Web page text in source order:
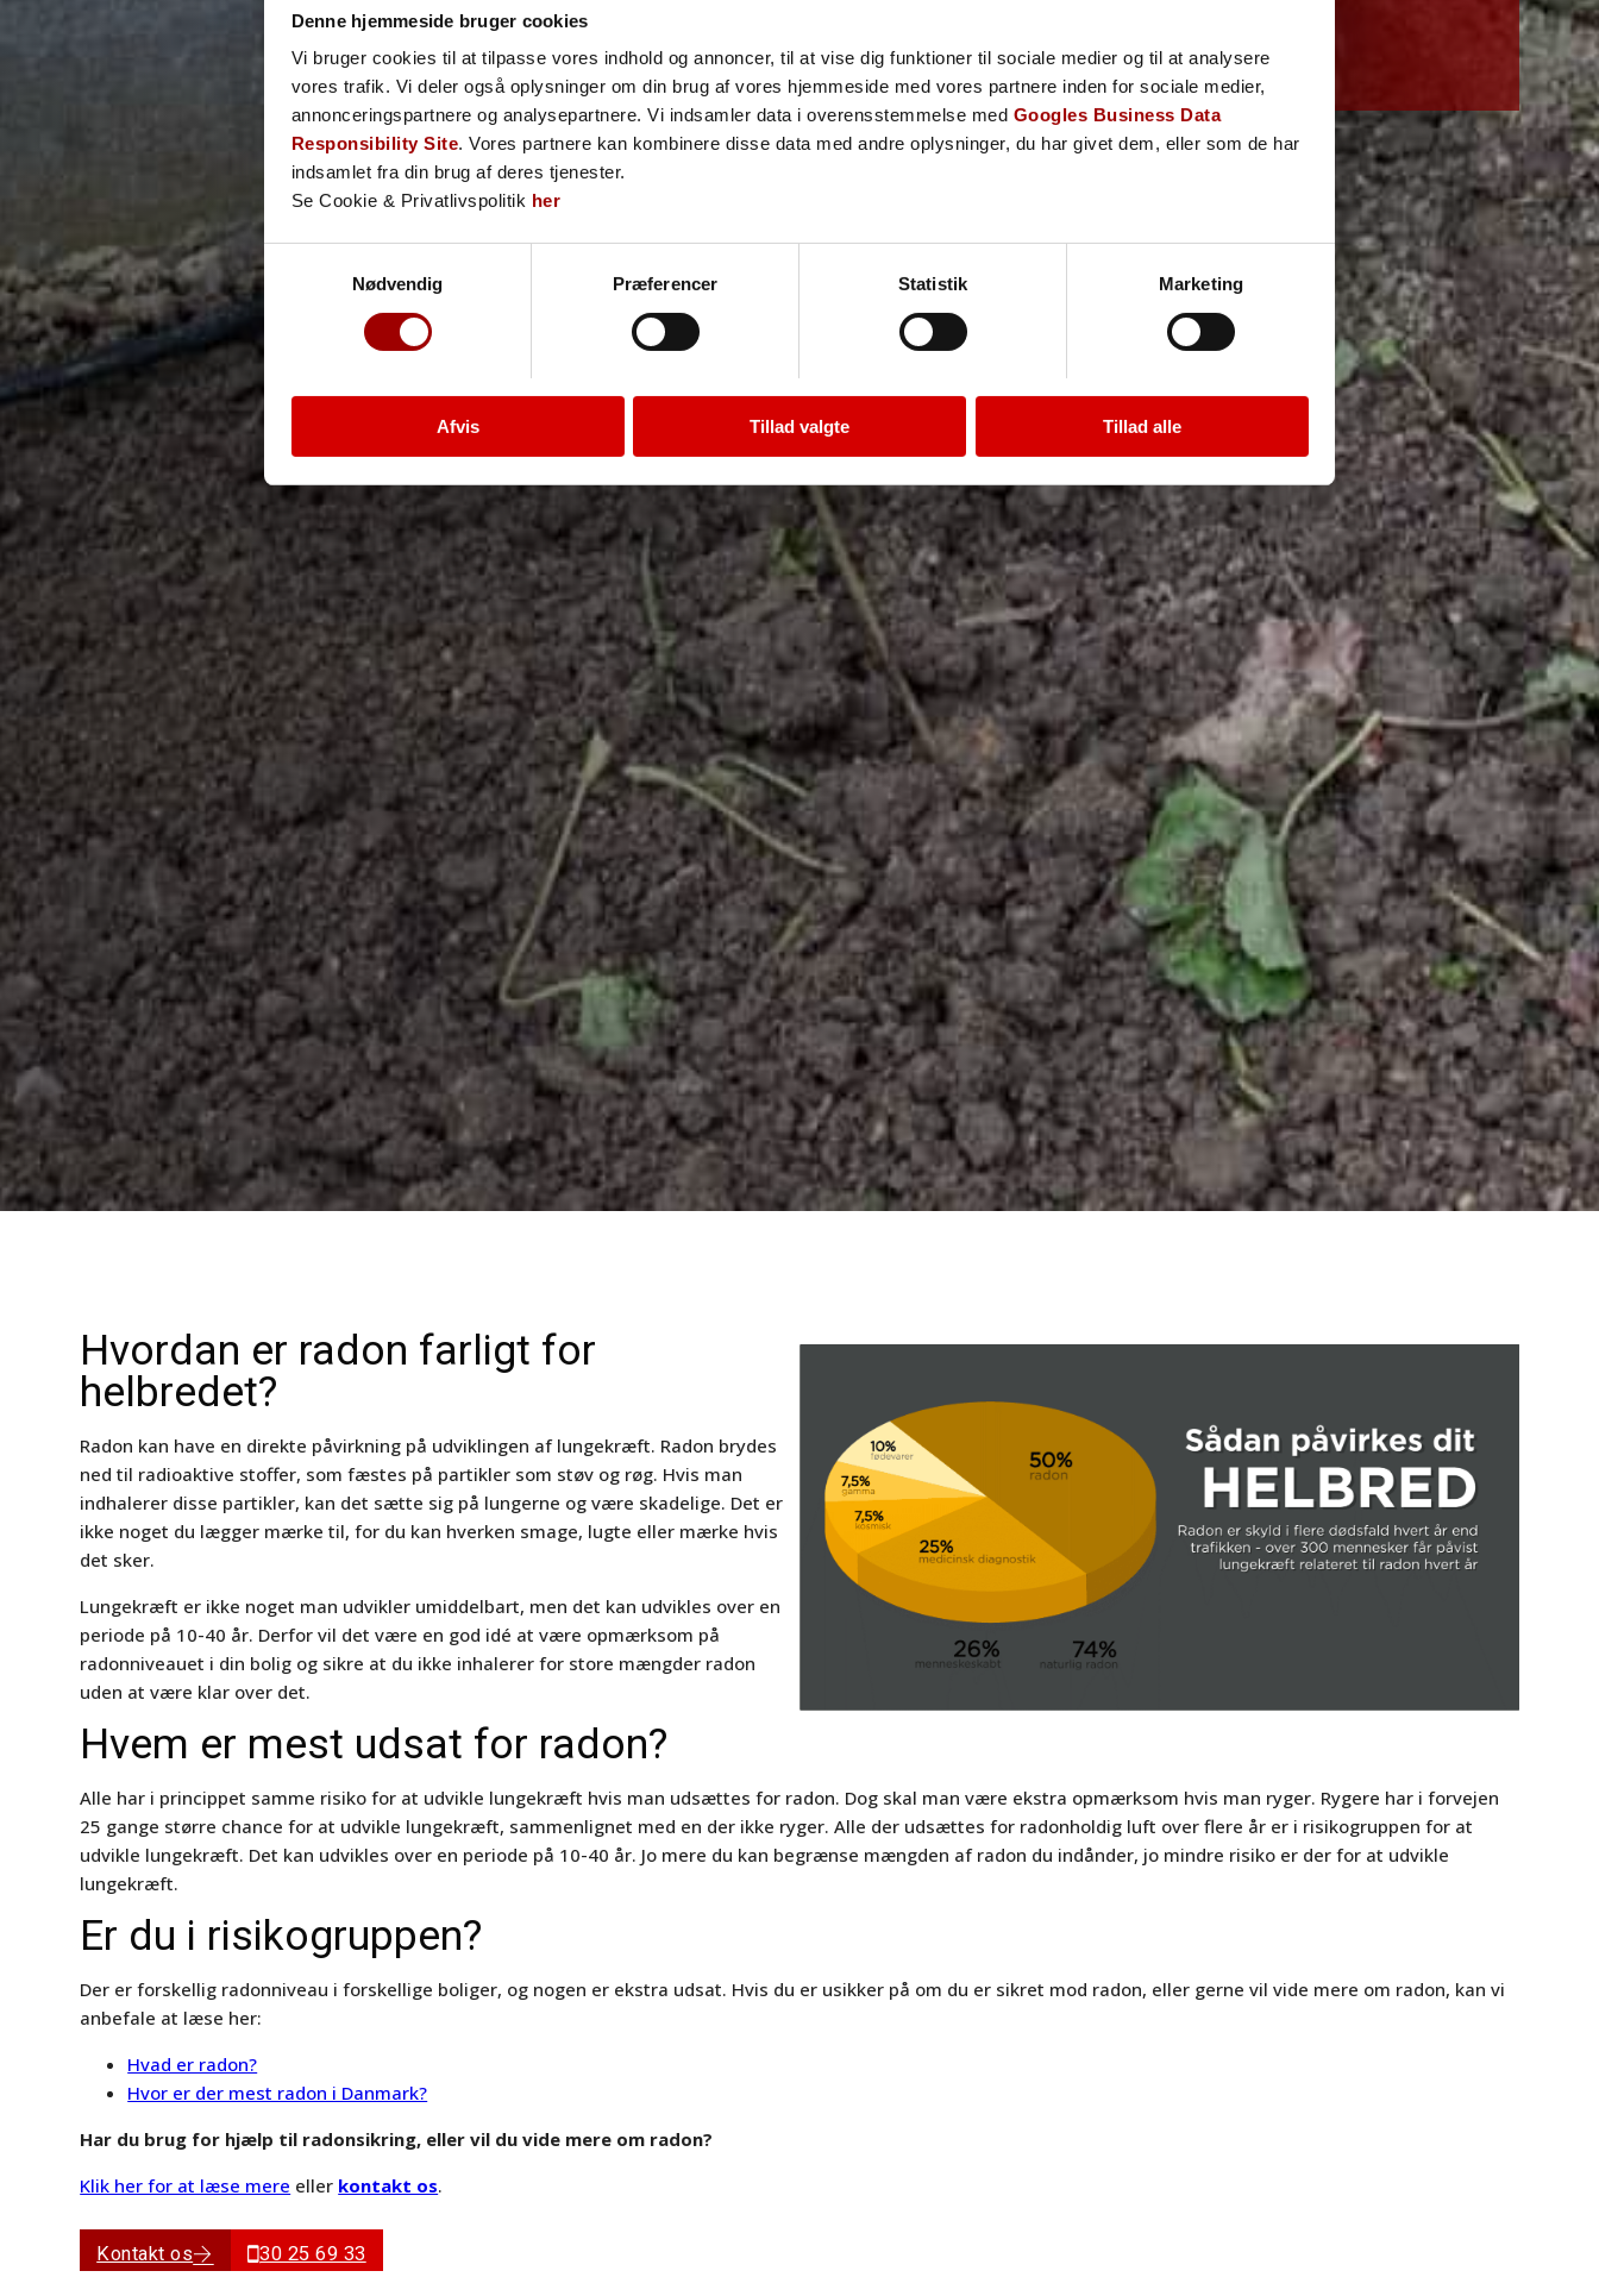
Denne hjemmeside bruger cookies
Vi bruger cookies til at tilpasse vores indhold og annoncer, til at vise dig funktioner til sociale medier og til at analysere
vores trafik. Vi deler også oplysninger om din brug af vores hjemmeside med vores partnere inden for sociale medier,
annonceringspartnere og analysepartnere. Vi indsamler data i overensstemmelse med Googles Business Data
Responsibility Site. Vores partnere kan kombinere disse data med andre oplysninger, du har givet dem, eller som de har
indsamlet fra din brug af deres tjenester.
Se Cookie & Privatlivspolitik her
Nødvendig
Præferencer Statistik Marketing
Afvis Tillad valgte Tillad alle
Hvordan er radon farligt for
helbredet?
Radon kan have en direkte påvirkning på udviklingen af lungekræft. Radon brydes
ned til radioaktive stoffer, som fæstes på partikler som støv og røg. Hvis man
indhalerer disse partikler, kan det sætte sig på lungerne og være skadelige. Det er
ikke noget du lægger mærke til, for du kan hverken smage, lugte eller mærke hvis
det sker.
Lungekræft er ikke noget man udvikler umiddelbart, men det kan udvikles over en
periode på 10-40 år. Derfor vil det være en god idé at være opmærksom på
radonniveauet i din bolig og sikre at du ikke inhalerer for store mængder radon
uden at være klar over det.
Hvem er mest udsat for radon?
Alle har i princippet samme risiko for at udvikle lungekræft hvis man udsættes for radon. Dog skal man være ekstra opmærksom hvis man ryger. Rygere har i forvejen
25 gange større chance for at udvikle lungekræft, sammenlignet med en der ikke ryger. Alle der udsættes for radonholdig luft over flere år er i risikogruppen for at
udvikle lungekræft. Det kan udvikles over en periode på 10-40 år. Jo mere du kan begrænse mængden af radon du indånder, jo mindre risiko er der for at udvikle
lungekræft.
Er du i risikogruppen?
Der er forskellig radonniveau i forskellige boliger, og nogen er ekstra udsat. Hvis du er usikker på om du er sikret mod radon, eller gerne vil vide mere om radon, kan vi
anbefale at læse her:
Hvad er radon?
Hvor er der mest radon i Danmark?
Har du brug for hjælp til radonsikring, eller vil du vide mere om radon?
Klik her for at læse mere eller kontakt os.
Kontakt os 30 25 69 33